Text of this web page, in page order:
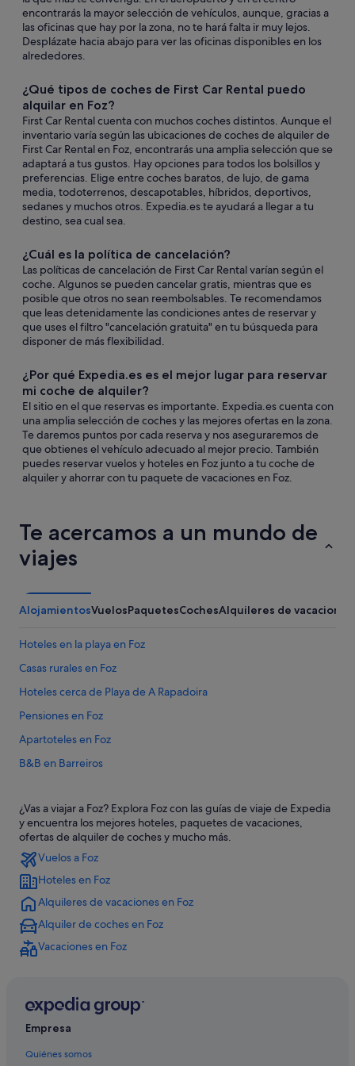
encontrarás la mayor selección de vehículos, aunque, gracias a
las oficinas que hay por la zona, no te hará falta ir muy lejos.
Desplázate hacia abajo para ver las oficinas disponibles en los
alrededores.
¿Qué tipos de coches de First Car Rental puedo
alquilar en Foz?
First Car Rental cuenta con muchos coches distintos. Aunque el
inventario varía según las ubicaciones de coches de alquiler de
First Car Rental en Foz, encontrarás una amplia selección que se
adaptará a tus gustos. Hay opciones para todos los bolsillos y
preferencias. Elige entre coches baratos, de lujo, de gama
media, todoterrenos, descapotables, híbridos, deportivos,
sedanes y muchos otros. Expedia.es te ayudará a llegar a tu
destino, sea cual sea.
¿Cuál es la política de cancelación?
Las políticas de cancelación de First Car Rental varían según el
coche. Algunos se pueden cancelar gratis, mientras que es
posible que otros no sean reembolsables. Te recomendamos
que leas detenidamente las condiciones antes de reservar y
que uses el filtro "cancelación gratuita" en tu búsqueda para
disponer de más flexibilidad.
¿Por qué Expedia.es es el mejor lugar para reservar
mi coche de alquiler?
El sitio en el que reservas es importante. Expedia.es cuenta con
una amplia selección de coches y las mejores ofertas en la zona.
Te daremos puntos por cada reserva y nos aseguraremos de
que obtienes el vehículo adecuado al mejor precio. También
puedes reservar vuelos y hoteles en Foz junto a tu coche de
alquiler y ahorrar con tu paquete de vacaciones en Foz.
Te acercamos a un mundo de
viajes
AlojamientosVuelosPaquetesCochesAlquileres de vacaciones
Hoteles en la playa en Foz
Casas rurales en Foz
Hoteles cerca de Playa de A Rapadoira
Pensiones en Foz
Apartoteles en Foz
B&B en Barreiros
Condominios en Barreiros
Hoteles con gimnasio en Foz
Hoteles con wifi en Foz
Hoteles LGTBQIA en Barreiros
Hoteles boutique en Foz
Apartamentos en San Pedro de Benquerencia
Hoteles con bar en Foz
Campings de caravanas en Foz
Hoteles para familias en Foz
Hoteles de golf en Foz
¿Vas a viajar a Foz? Explora Foz con las guías de viaje de Expedia
y encuentra los mejores hoteles, paquetes de vacaciones,
ofertas de alquiler de coches y mucho más.
Vuelos a Foz
Hoteles en Foz
Alquileres de vacaciones en Foz
Alquiler de coches en Foz
Vacaciones en Foz
Empresa
Quiénes somos